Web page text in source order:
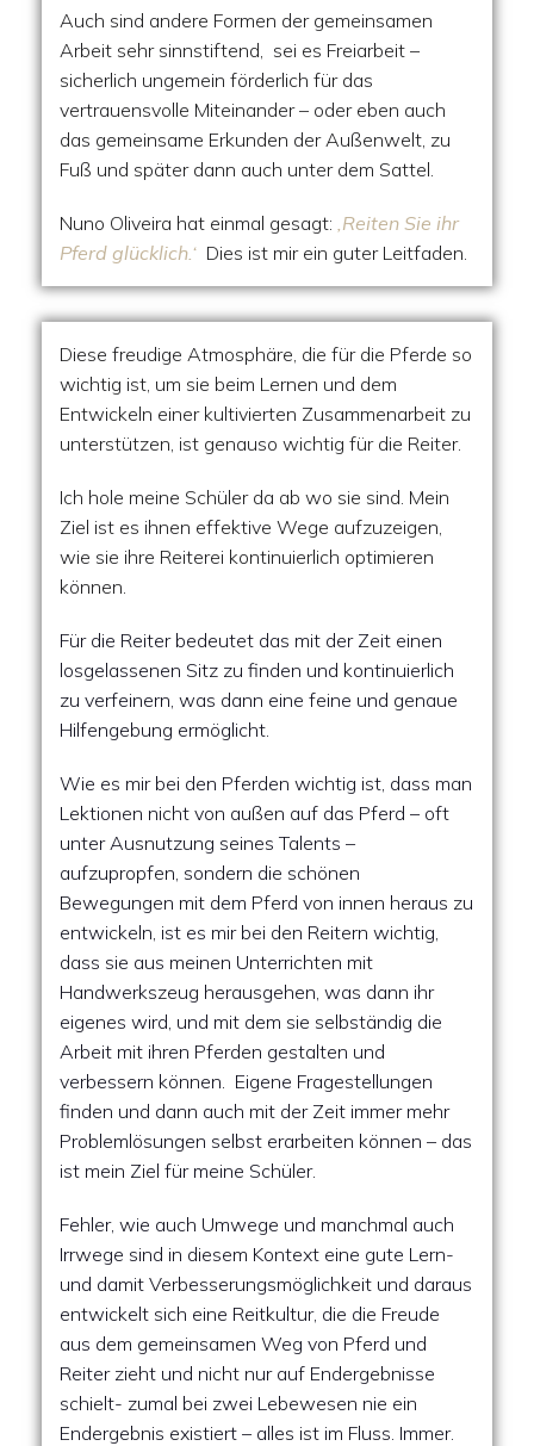
Auch sind andere Formen der gemeinsamen
Arbeit sehr sinnstiftend, sei es Freiarbeit –
sicherlich ungemein förderlich für das
vertrauensvolle Miteinander – oder eben auch
das gemeinsame Erkunden der Außenwelt, zu
Fuß und später dann auch unter dem Sattel.
Nuno Oliveira hat einmal gesagt: ‚Reiten Sie ihr
Pferd glücklich.‘ Dies ist mir ein guter Leitfaden.
Diese freudige Atmosphäre, die für die Pferde so
wichtig ist, um sie beim Lernen und dem
Entwickeln einer kultivierten Zusammenarbeit zu
unterstützen, ist genauso wichtig für die Reiter.
Ich hole meine Schüler da ab wo sie sind. Mein
Ziel ist es ihnen effektive Wege aufzuzeigen,
wie sie ihre Reiterei kontinuierlich optimieren
können.
Für die Reiter bedeutet das mit der Zeit einen
losgelassenen Sitz zu finden und kontinuierlich
zu verfeinern, was dann eine feine und genaue
Hilfengebung ermöglicht.
Wie es mir bei den Pferden wichtig ist, dass man
Lektionen nicht von außen auf das Pferd – oft
unter Ausnutzung seines Talents –
aufzupropfen, sondern die schönen
Bewegungen mit dem Pferd von innen heraus zu
entwickeln, ist es mir bei den Reitern wichtig,
dass sie aus meinen Unterrichten mit
Handwerkszeug herausgehen, was dann ihr
eigenes wird, und mit dem sie selbständig die
Arbeit mit ihren Pferden gestalten und
verbessern können. Eigene Fragestellungen
finden und dann auch mit der Zeit immer mehr
Problemlösungen selbst erarbeiten können – das
ist mein Ziel für meine Schüler.
Fehler, wie auch Umwege und manchmal auch
Irrwege sind in diesem Kontext eine gute Lern-
und damit Verbesserungsmöglichkeit und daraus
entwickelt sich eine Reitkultur, die die Freude
aus dem gemeinsamen Weg von Pferd und
Reiter zieht und nicht nur auf Endergebnisse
schielt- zumal bei zwei Lebewesen nie ein
Endergebnis existiert – alles ist im Fluss. Immer.